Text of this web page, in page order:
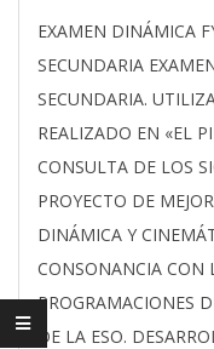
2023-
05-
23
EXAMEN DINÁMICA
SECUNDARIA
SECUNDARIA.
REALIZADO EN «EL
CONSULTA DE LOS
PROYECTO DE
DINÁMICA Y
CONSONANCIA CON
PROGRAMACIONES
DE LA ESO.